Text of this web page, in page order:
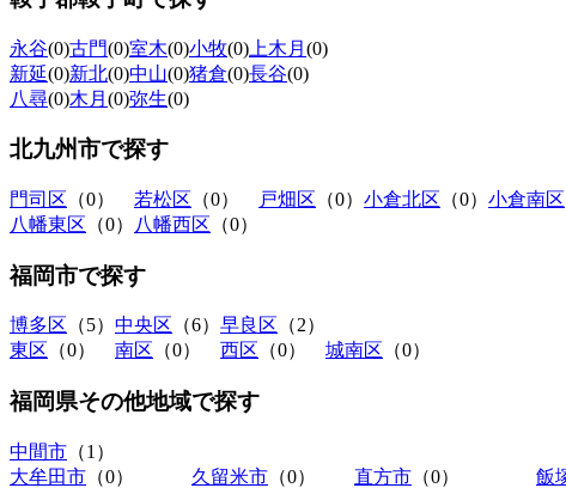
永谷(0)古門(0)室木(0)小牧(0) 上木月 (0)
新延(0)新北(0)中山(0)猪倉(0)長谷(0)
八尋(0)木月 (0)弥生(0)
北九州市で探す
門司区 （0） 若松区 （0） 戸畑区 （0） 小倉北区 （0） 小倉南区
八幡東区 （0） 八幡西区 （0）
福岡市で探す
博多区 （5） 中央区 （6） 早良区 （2）
東区 （0） 南区 （0） 西区 （0） 城南区 （0）
福岡県その他地域で探す
中間市 （1）
大牟田市 （0） 久留米市 （0） 直方市 （0） 飯